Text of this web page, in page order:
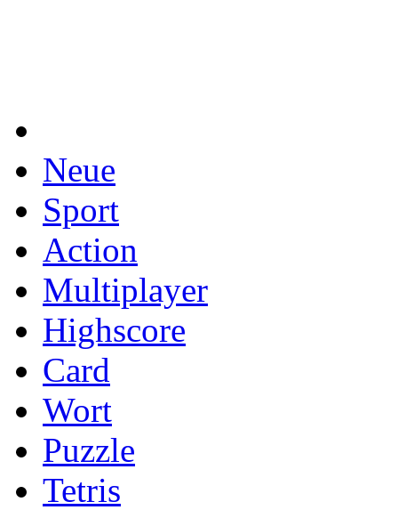
Neue
Sport
Action
Multiplayer
Highscore
Card
Wort
Puzzle
Tetris